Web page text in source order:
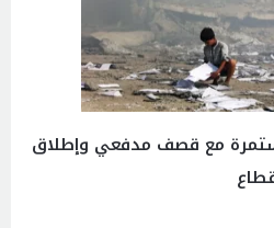
مستمرة مع قصف مدفعي وإطلاق